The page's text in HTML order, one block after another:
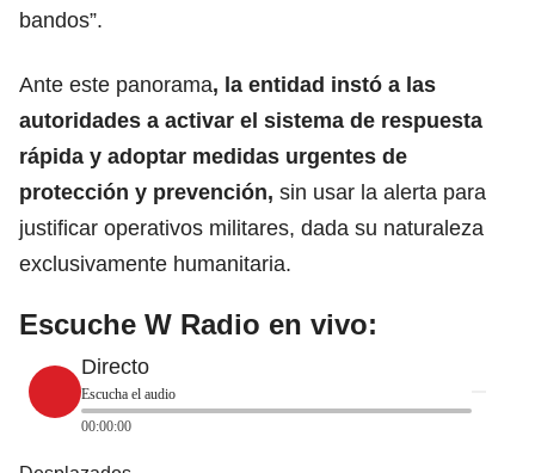
bandos”.
Ante este panorama, la entidad instó a las
autoridades a activar el sistema de respuesta
rápida y adoptar medidas urgentes de
protección y prevención, sin usar la alerta para
justificar operativos militares, dada su naturaleza
exclusivamente humanitaria.
Escuche W Radio en vivo:
Directo
Escucha el audio
00:00:00